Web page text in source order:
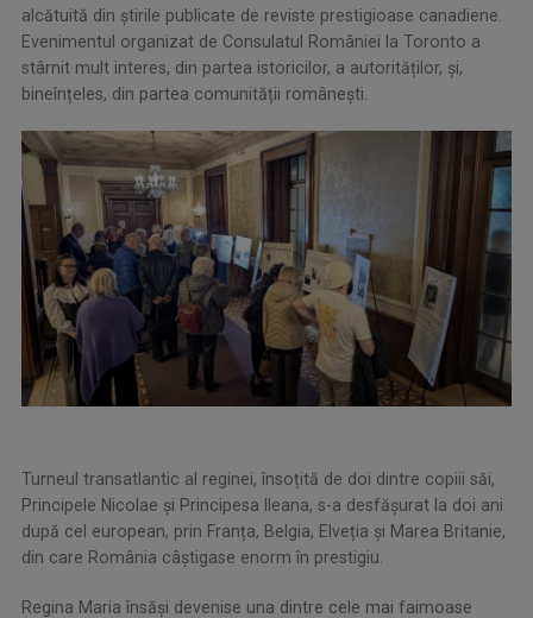
alcătuită din știrile publicate de reviste prestigioase canadiene.
Evenimentul organizat de Consulatul României la Toronto a
stârnit mult interes, din partea istoricilor, a autorităților, și,
bineînțeles, din partea comunității românești.
Turneul transatlantic al reginei, însoțită de doi dintre copiii săi,
Principele Nicolae și Principesa Ileana, s-a desfășurat la doi ani
după cel european, prin Franța, Belgia, Elveția și Marea Britanie,
din care România câștigase enorm în prestigiu.
Regina Maria însăși devenise una dintre cele mai faimoase